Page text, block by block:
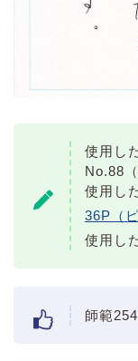
使用し
No.88
使用し
36P（
使用し
師範